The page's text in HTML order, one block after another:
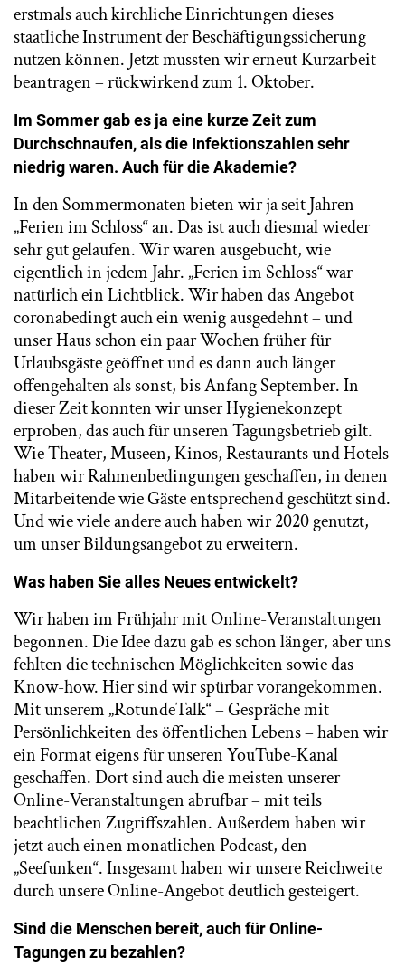
erstmals auch kirchliche Einrichtungen dieses
staatliche Instrument der Beschäftigungssicherung
nutzen können. Jetzt mussten wir erneut Kurzarbeit
beantragen – rückwirkend zum 1. Oktober.
Im Sommer gab es ja eine kurze Zeit zum
Durchschnaufen, als die Infektionszahlen sehr
niedrig waren. Auch für die Akademie?
In den Sommermonaten bieten wir ja seit Jahren
„Ferien im Schloss“ an. Das ist auch diesmal wieder
sehr gut gelaufen. Wir waren ausgebucht, wie
eigentlich in jedem Jahr. „Ferien im Schloss“ war
natürlich ein Lichtblick. Wir haben das Angebot
coronabedingt auch ein wenig ausgedehnt – und
unser Haus schon ein paar Wochen früher für
Urlaubsgäste geöffnet und es dann auch länger
offengehalten als sonst, bis Anfang September. In
dieser Zeit konnten wir unser Hygienekonzept
erproben, das auch für unseren Tagungsbetrieb gilt.
Wie Theater, Museen, Kinos, Restaurants und Hotels
haben wir Rahmenbedingungen geschaffen, in denen
Mitarbeitende wie Gäste entsprechend geschützt sind.
Und wie viele andere auch haben wir 2020 genutzt,
um unser Bildungsangebot zu erweitern.
Was haben Sie alles Neues entwickelt?
Wir haben im Frühjahr mit Online-Veranstaltungen
begonnen. Die Idee dazu gab es schon länger, aber uns
fehlten die technischen Möglichkeiten sowie das
Know-how. Hier sind wir spürbar vorangekommen.
Mit unserem „RotundeTalk“ – Gespräche mit
Persönlichkeiten des öffentlichen Lebens – haben wir
ein Format eigens für unseren YouTube-Kanal
geschaffen. Dort sind auch die meisten unserer
Online-Veranstaltungen abrufbar – mit teils
beachtlichen Zugriffszahlen. Außerdem haben wir
jetzt auch einen monatlichen Podcast, den
„Seefunken“. Insgesamt haben wir unsere Reichweite
durch unsere Online-Angebot deutlich gesteigert.
Sind die Menschen bereit, auch für Online-
Tagungen zu bezahlen?